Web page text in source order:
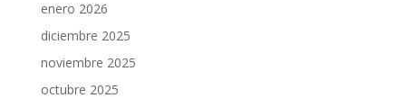
enero 2026
diciembre 2025
noviembre 2025
octubre 2025